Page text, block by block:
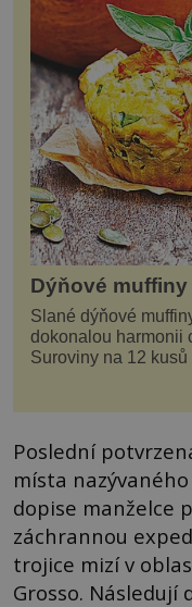
Dýňové
Slané dýňové
dokonalou harmonii
Suroviny na 12
olivového oleje sůl,
Poslední
místa
dopise manželce
záchrannou
trojice mizí v
Grosso. Následují